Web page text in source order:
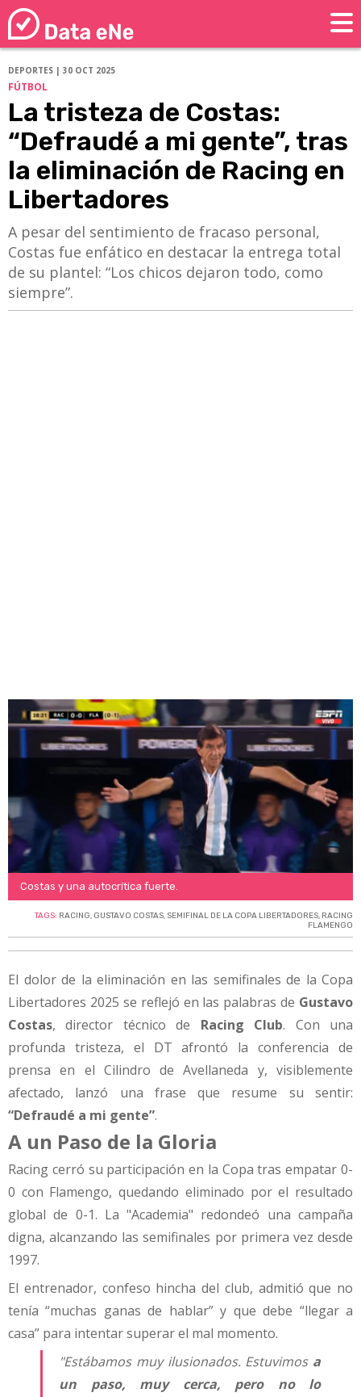
DEPORTES | 30 OCT 2025
FÚTBOL
La tristeza de Costas:
“Defraudé a mi gente”, tras
la eliminación de Racing en
Libertadores
A pesar del sentimiento de fracaso personal,
Costas fue enfático en destacar la entrega total
de su plantel: “Los chicos dejaron todo, como
siempre”.
Costas y una autocrítica fuerte.
TAGS: RACING, GUSTAVO COSTAS, SEMIFINAL DE LA COPA LIBERTADORES, RACING
FLAMENGO
El dolor de la eliminación en las semifinales de la Copa
Libertadores 2025 se reflejó en las palabras de Gustavo
Costas, director técnico de Racing Club. Con una
profunda tristeza, el DT afrontó la conferencia de
prensa en el Cilindro de Avellaneda y, visiblemente
afectado, lanzó una frase que resume su sentir:
“Defraudé a mi gente”.
A un Paso de la Gloria
Racing cerró su participación en la Copa tras empatar 0-
0 con Flamengo, quedando eliminado por el resultado
global de 0-1. La "Academia" redondeó una campaña
digna, alcanzando las semifinales por primera vez desde
1997.
El entrenador, confeso hincha del club, admitió que no
tenía “muchas ganas de hablar” y que debe “llegar a
casa” para intentar superar el mal momento.
"Estábamos muy ilusionados. Estuvimos a
un paso, muy cerca, pero no lo